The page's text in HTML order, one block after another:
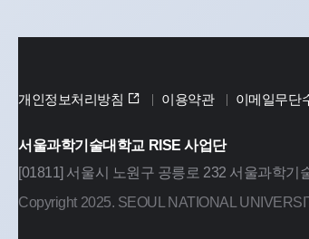
개인정보처리방침 이용약관 이메일무단
서울과학기술대학교 RISE 사업단
[01811] 서울시 노원구 공릉로 232 서울과학
Copyright 2025. SEOUL NATIONAL